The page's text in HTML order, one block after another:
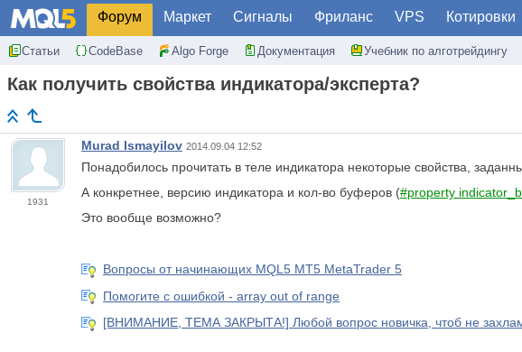
Форум Маркет Сигналы Фриланс VPS Котировки
Статьи CodeBase Algo Forge Документация Учебник по алготрейдингу
Как получить свойства индикатора/эксперта?
1931
Murad Ismayilov 2014.09.04 12:52
Понадобилось прочитать в теле индикатора некоторые свойства,
А конкретнее, версию индикатора и кол-во буферов (#property
Это вообще возможно?
Вопросы от начинающих MQL5 MT5 MetaTrader 5
Помогите с ошибкой - array out of range
[ВНИМАНИЕ, ТЕМА ЗАКРЫТА!] Любой вопрос новичка, чтоб не